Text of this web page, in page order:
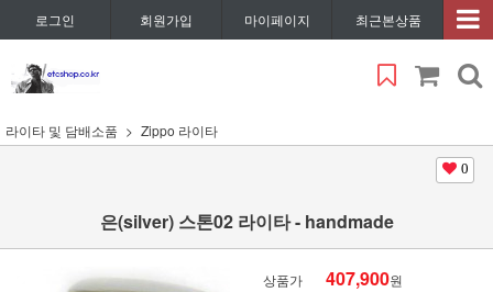
로그인 회원가입 마이페이지 최근본상품
라이타 및 담배소품 Zippo 라이타
0
은(silver) 스톤02 라이타 - handmade
상품가 407,900원